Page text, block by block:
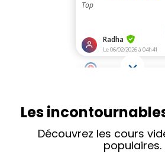
Les
Découvrez les cours
populaires.